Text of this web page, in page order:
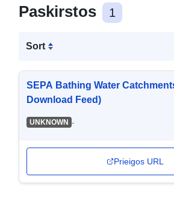
Paskirstos 1
Sort
SEPA Bathing Water
Download Feed)
UNKNOWN -
Prieigos URL